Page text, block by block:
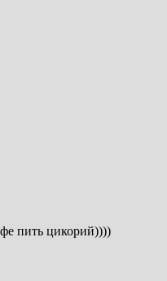
пить цикорий))))